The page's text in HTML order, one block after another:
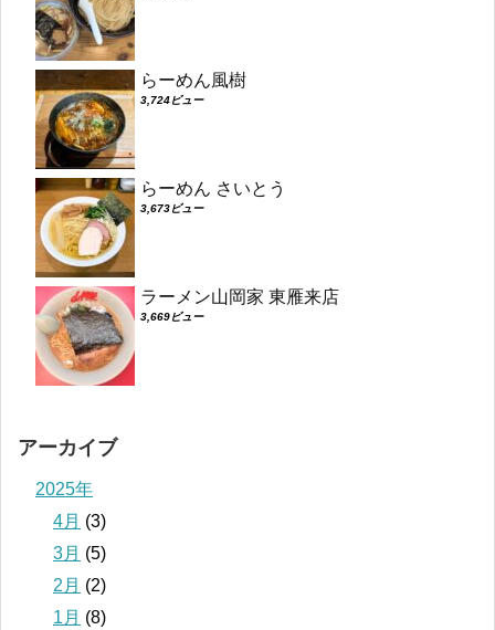
らーめん風樹
3,724ビュー
らーめん さいとう
3,673ビュー
ラーメン山岡家 東雁来店
3,669ビュー
アーカイブ
2025年
4月 (3)
3月 (5)
2月 (2)
1月 (8)